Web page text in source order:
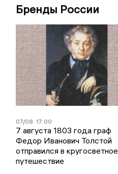
Бренды России
07/08 17:00
7 августа 1803 года граф
Федор Иванович Толстой
отправился в кругосветное
путешествие